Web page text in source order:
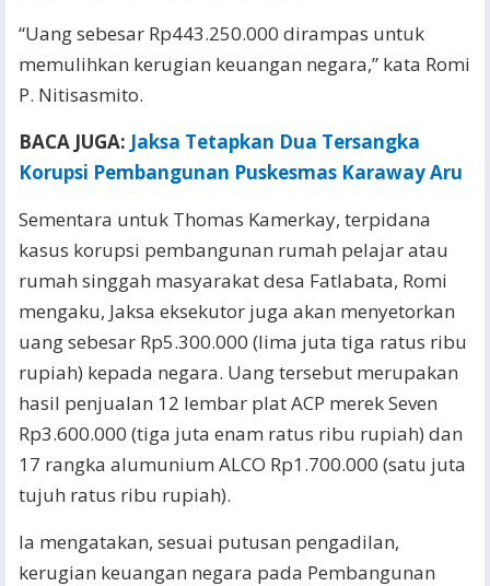
“Uang sebesar Rp443.250.000 dirampas untuk
memulihkan kerugian keuangan negara,” kata Romi
P. Nitisasmito.
BACA JUGA: Jaksa Tetapkan Dua Tersangka
Korupsi Pembangunan Puskesmas Karaway Aru
Sementara untuk Thomas Kamerkay, terpidana
kasus korupsi pembangunan rumah pelajar atau
rumah singgah masyarakat desa Fatlabata, Romi
mengaku, Jaksa eksekutor juga akan menyetorkan
uang sebesar Rp5.300.000 (lima juta tiga ratus ribu
rupiah) kepada negara. Uang tersebut merupakan
hasil penjualan 12 lembar plat ACP merek Seven
Rp3.600.000 (tiga juta enam ratus ribu rupiah) dan
17 rangka alumunium ALCO Rp1.700.000 (satu juta
tujuh ratus ribu rupiah).
Ia mengatakan, sesuai putusan pengadilan,
kerugian keuangan negara pada Pembangunan